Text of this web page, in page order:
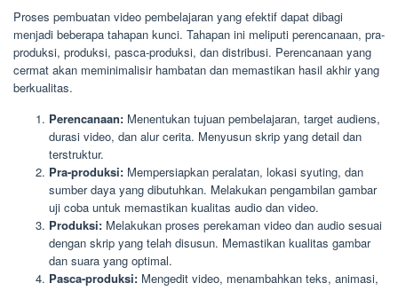
Proses pembuatan video pembelajaran yang efektif dapat dibagi
menjadi beberapa tahapan kunci. Tahapan ini meliputi perencanaan, pra-
produksi, produksi, pasca-produksi, dan distribusi. Perencanaan yang
cermat akan meminimalisir hambatan dan memastikan hasil akhir yang
berkualitas.
Perencanaan: Menentukan tujuan pembelajaran, target audiens,
durasi video, dan alur cerita. Menyusun skrip yang detail dan
terstruktur.
Pra-produksi: Mempersiapkan peralatan, lokasi syuting, dan
sumber daya yang dibutuhkan. Melakukan pengambilan gambar
uji coba untuk memastikan kualitas audio dan video.
Produksi: Melakukan proses perekaman video dan audio sesuai
dengan skrip yang telah disusun. Memastikan kualitas gambar
dan suara yang optimal.
Pasca-produksi: Mengedit video, menambahkan teks, animasi,